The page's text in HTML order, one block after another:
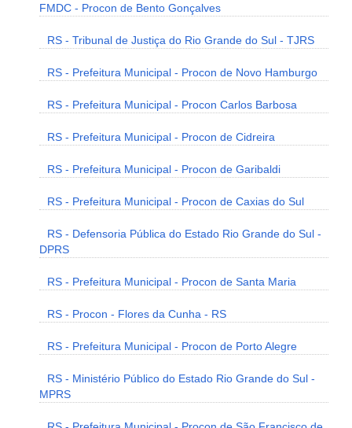
FMDC - Procon de Bento Gonçalves
RS - Tribunal de Justiça do Rio Grande do Sul - TJRS
RS - Prefeitura Municipal - Procon de Novo Hamburgo
RS - Prefeitura Municipal - Procon Carlos Barbosa
RS - Prefeitura Municipal - Procon de Cidreira
RS - Prefeitura Municipal - Procon de Garibaldi
RS - Prefeitura Municipal - Procon de Caxias do Sul
RS - Defensoria Pública do Estado Rio Grande do Sul -
DPRS
RS - Prefeitura Municipal - Procon de Santa Maria
RS - Procon - Flores da Cunha - RS
RS - Prefeitura Municipal - Procon de Porto Alegre
RS - Ministério Público do Estado Rio Grande do Sul -
MPRS